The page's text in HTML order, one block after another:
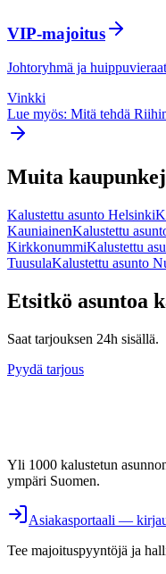
VIP-majoitus
Johtoryhmä ja huippuvieraat
Vinkki
Lue myös: Mitä tehdä
Muita
Kalustettu asunto Helsinki
KauniainenKalustettu
KirkkonummiKalustettu
TuusulaKalustettu asunto
Etsitkö asuntoa
Saat tarjouksen 24h sisällä.
Pyydä tarjous
Yli 1000 kalustetun
ympäri Suomen.
Asiakasportaali —
Tee majoituspyyntöjä ja